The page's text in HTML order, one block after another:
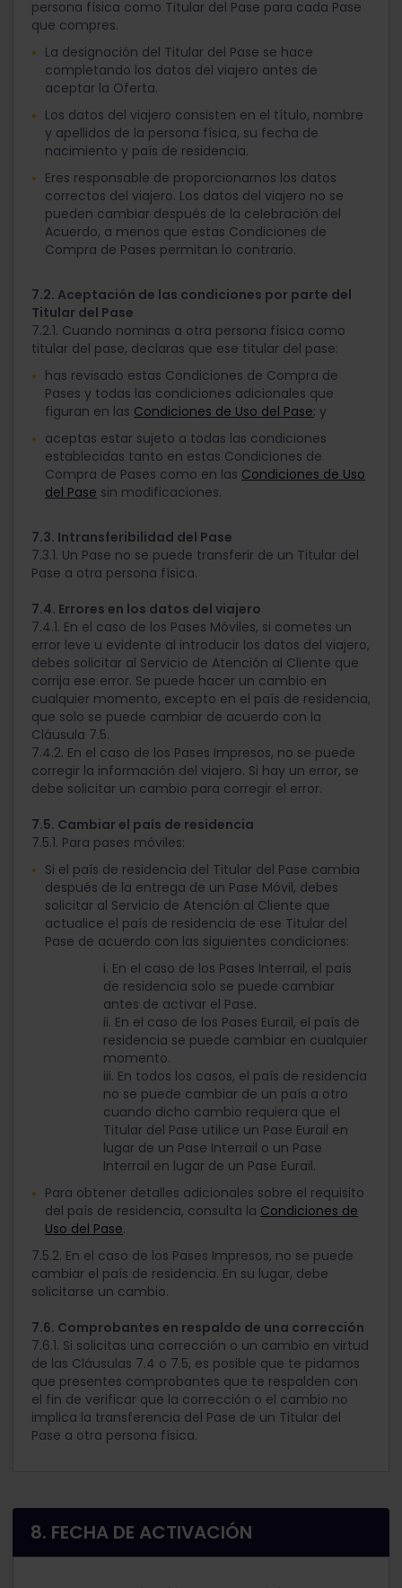
persona física como Titular del Pase para cada Pase
que compres.
La designación del Titular del Pase se hace
completando los datos del viajero antes de
aceptar la Oferta.
Los datos del viajero consisten en el título, nombre
y apellidos de la persona física, su fecha de
nacimiento y país de residencia.
Eres responsable de proporcionarnos los datos
correctos del viajero. Los datos del viajero no se
pueden cambiar después de la celebración del
Acuerdo, a menos que estas Condiciones de
Compra de Pases permitan lo contrario.
7.2. Aceptación de las condiciones por parte del
Titular del Pase
7.2.1. Cuando nominas a otra persona física como
titular del pase, declaras que ese titular del pase:
has revisado estas Condiciones de Compra de
Pases y todas las condiciones adicionales que
figuran en las Condiciones de Uso del Pase; y
aceptas estar sujeto a todas las condiciones
establecidas tanto en estas Condiciones de
Compra de Pases como en las Condiciones de Uso
del Pase sin modificaciones.
7.3. Intransferibilidad del Pase
7.3.1. Un Pase no se puede transferir de un Titular del
Pase a otra persona física.
7.4. Errores en los datos del viajero
7.4.1. En el caso de los Pases Móviles, si cometes un
error leve u evidente al introducir los datos del viajero,
debes solicitar al Servicio de Atención al Cliente que
corrija ese error. Se puede hacer un cambio en
cualquier momento, excepto en el país de residencia,
que solo se puede cambiar de acuerdo con la
Cláusula 7.5.
7.4.2. En el caso de los Pases Impresos, no se puede
corregir la información del viajero. Si hay un error, se
debe solicitar un cambio para corregir el error.
7.5. Cambiar el país de residencia
7.5.1. Para pases móviles:
Si el país de residencia del Titular del Pase cambia
después de la entrega de un Pase Móvil, debes
solicitar al Servicio de Atención al Cliente que
actualice el país de residencia de ese Titular del
Pase de acuerdo con las siguientes condiciones:
i. En el caso de los Pases Interrail, el país
de residencia solo se puede cambiar
antes de activar el Pase.
ii. En el caso de los Pases Eurail, el país de
residencia se puede cambiar en cualquier
momento.
iii. En todos los casos, el país de residencia
no se puede cambiar de un país a otro
cuando dicho cambio requiera que el
Titular del Pase utilice un Pase Eurail en
lugar de un Pase Interrail o un Pase
Interrail en lugar de un Pase Eurail.
Para obtener detalles adicionales sobre el requisito
del país de residencia, consulta la Condiciones de
Uso del Pase.
7.5.2. En el caso de los Pases Impresos, no se puede
cambiar el país de residencia. En su lugar, debe
solicitarse un cambio.
7.6. Comprobantes en respaldo de una corrección
7.6.1. Si solicitas una corrección o un cambio en virtud
de las Cláusulas 7.4 o 7.5, es posible que te pidamos
que presentes comprobantes que te respalden con
el fin de verificar que la corrección o el cambio no
implica la transferencia del Pase de un Titular del
Pase a otra persona física.
8. FECHA DE ACTIVACIÓN